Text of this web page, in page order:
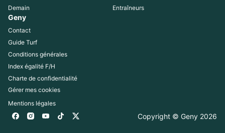
Demain
Entraîneurs
Geny
Contact
Guide Turf
Conditions générales
Index égalité F/H
Charte de confidentialité
Gérer mes cookies
Mentions légales
Copyright © Geny 2026